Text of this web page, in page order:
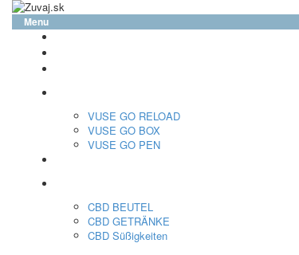
Menu
VUSE GO RELOAD
VUSE GO BOX
VUSE GO PEN
CBD BEUTEL
CBD GETRÄNKE
CBD Süßigkeiten